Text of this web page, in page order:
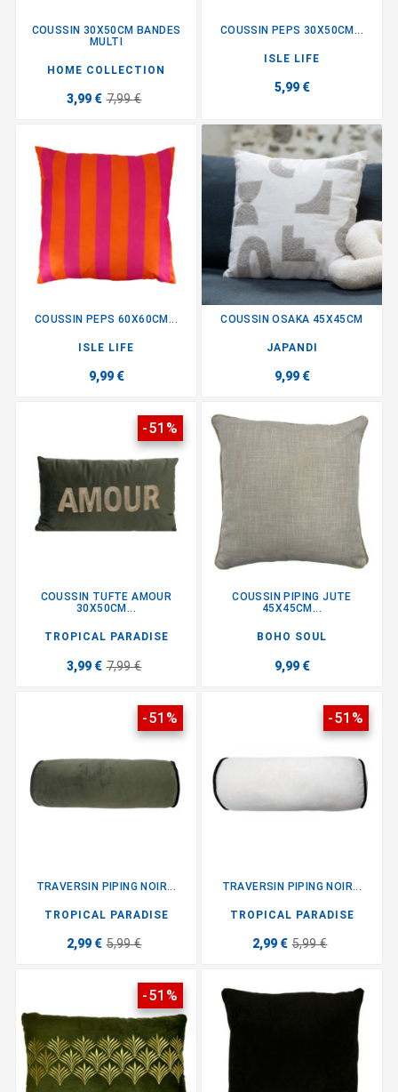
COUSSIN 30X50CM BANDES
MULTI
HOME COLLECTION
3,99 € 7,99 €
COUSSIN PEPS 30X50CM...
ISLE LIFE
5,99 €
COUSSIN PEPS 60X60CM...
ISLE LIFE
9,99 €
COUSSIN OSAKA 45X45CM
JAPANDI
9,99 €
-51%
COUSSIN TUFTE AMOUR
30X50CM...
TROPICAL PARADISE
3,99 € 7,99 €
COUSSIN PIPING JUTE
45X45CM...
BOHO SOUL
9,99 €
-51%
TRAVERSIN PIPING NOIR...
TROPICAL PARADISE
2,99 € 5,99 €
-51%
TRAVERSIN PIPING NOIR...
TROPICAL PARADISE
2,99 € 5,99 €
-51%